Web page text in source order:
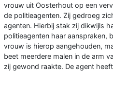
vrouw uit Oosterhout op een
de politieagenten. Zij gedroeg
agenten. Hierbij stak zij dikwijls
politieagenten haar aanspraken,
vrouw is hierop aangehouden,
beet meerdere malen in de arm
zij gewond raakte. De agent